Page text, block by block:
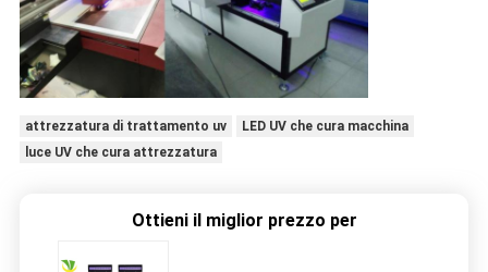
attrezzatura di trattamento uv
LED UV che cura macchina
luce UV che cura attrezzatura
Ottieni il miglior prezzo per